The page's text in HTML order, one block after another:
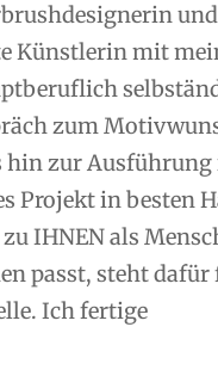
und
Künstlerin mit
zum
hin zur
Projekt in besten
IHNEN als
passt, steht
Ich fertige